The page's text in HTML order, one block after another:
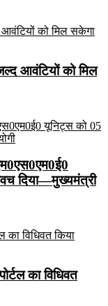
आवंटियों को मिल
दिया—मुख्यमंत्री
का विधिवत